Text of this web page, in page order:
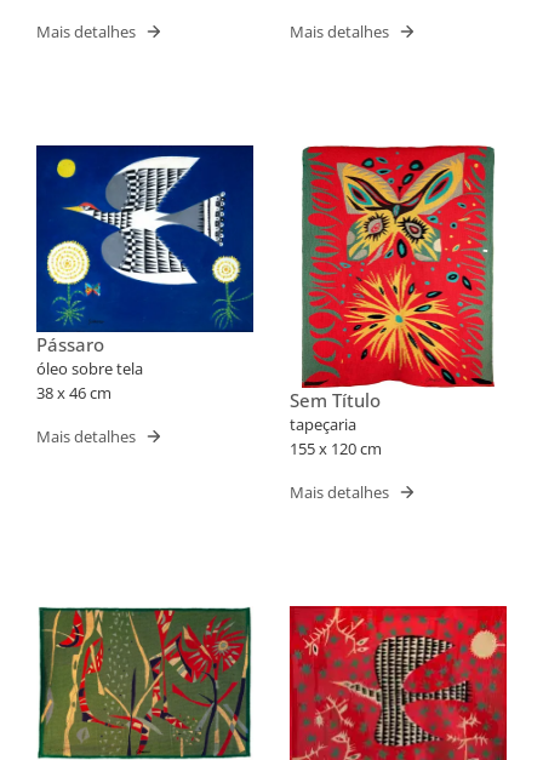
Mais detalhes Mais detalhes
Pássaro
óleo sobre tela
38 x 46 cm
Mais detalhes
Sem Título
tapeçaria
155 x 120 cm
Mais detalhes